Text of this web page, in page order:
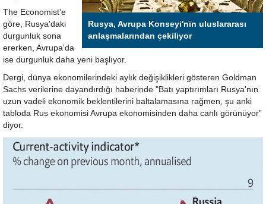
Rusya, Avrupa Konseyi'nin uluslararası
anlaşmalarından çekiliyor
The Economist’e
göre, Rusya'daki
durgunluk sona
ererken, Avrupa'da
ise durgunluk daha yeni başlıyor.
Dergi, dünya ekonomilerindeki aylık değişiklikleri gösteren Goldman
Sachs verilerine dayandırdığı haberinde "Batı yaptırımları Rusya'nın
uzun vadeli ekonomik beklentilerini baltalamasına rağmen, şu anki
tabloda Rus ekonomisi Avrupa ekonomisinden daha canlı görünüyor”
diyor.